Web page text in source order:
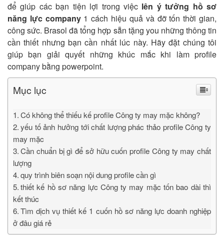
để giúp các bạn tiện lợi trong việclên ý tưởng hồ sơ
năng lực company1 cách hiệu quả và đỡ tốn thời gian,
công sức. Brasol đã tổng hợp sẵn tặng you những thông tin
cần thiết nhưng bạn cần nhất lúc này. Hãy đặt chúng tôi
giúp bạn giải quyết những khúc mắc khi làm profile
company bằng powerpoint.
Mục lục
Có không thể thiếu kế profile Công ty may mặc không?
yếu tố ảnh hưởng tới chất lượng phác thảo profile Công ty
may mặc
Cần chuẩn bị gì để sở hữu cuốn profile Công ty may chất
lượng
quy trình biên soạn nội dung profile cần gì
thiết kế hồ sơ năng lực Công ty may mặc tốn bao dài thì
kết thúc
Tìm dịch vụ thiết kế 1 cuốn hồ sơ năng lực doanh nghiệp
ở đâu giá rẻ